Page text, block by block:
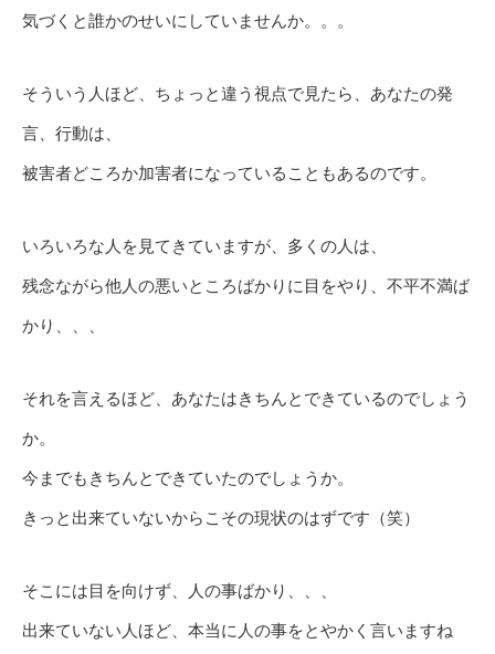
気づくと誰かのせいにしていませんか。。。
そういう人ほど、ちょっと違う視点で見たら、あなたの発
言、行動は、
被害者どころか加害者になっていることもあるのです。
いろいろな人を見てきていますが、多くの人は、
残念ながら他人の悪いところばかりに目をやり、不平不満ば
かり、、、
それを言えるほど、あなたはきちんとできているのでしょう
か。
今までもきちんとできていたのでしょうか。
きっと出来ていないからこその現状のはずです（笑）
そこには目を向けず、人の事ばかり、、、
出来ていない人ほど、本当に人の事をとやかく言いますね